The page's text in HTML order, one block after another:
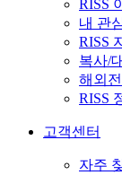
RISS
내 관
RISS
복사/
해외
RISS
고객센터
자주